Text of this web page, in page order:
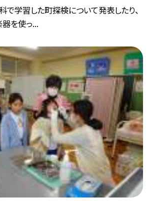
で学習した町探検について発表したり、
を使っ...